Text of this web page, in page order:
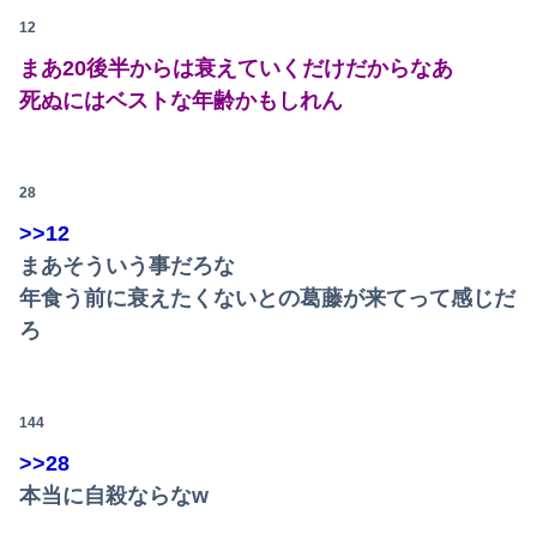
【悲報】黒人、卑怯すぎて炎上するｗｗｗｗ
12
まあ20後半からは衰えていくだけだからなあ
死ぬにはベストな年齢かもしれん
28
>>12
まあそういう事だろな
年食う前に衰えたくないとの葛藤が来てって感じだ
ろ
144
>>28
本当に自殺ならなw